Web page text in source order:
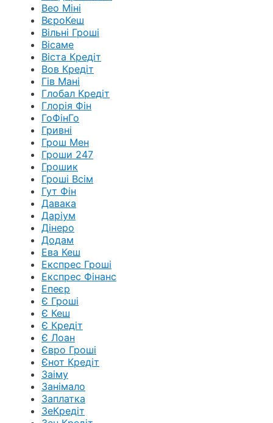
Вео Міні
ВєроКеш
Вільні Гроші
Вісаме
Віста Кредіт
Вов Кредіт
Гів Мані
Глобал Кредіт
Глорія Фін
ГоФінГо
Гривні
Грош Мен
Гроши 247
Грошик
Гроші Всім
Гут Фін
Давака
Даріум
Дінеро
Додам
Ева Кеш
Експрес Гроші
Експрес Фінанс
Епеєр
Є Гроші
Є Кеш
Є Кредіт
Є Лоан
Євро Гроші
Єнот Кредіт
Заіму
Занімало
Заплатка
ЗеКредіт